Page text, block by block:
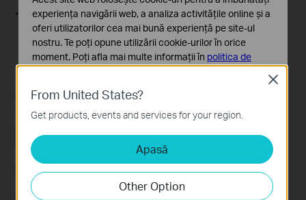
From United States?
Get products, events and services for your region.
Apasă
Other Option
Close
experiența navigării web, a analiza activitățile online și a
oferi utilizatorilor cea mai bună experiență pe site-ul
nostru. Te poți opune utilizării cookie-urilor în orice
moment. Poți afla mai multe informații în politica de
Cookie-uri de bază
Aceste cookie-uri sunt necesare pentru funcționarea
site-ului web și nu pot fi dezactivate în sistemele tale
Cookie-uri de analiză și marketing
Cookie-urile de analiză ne permit să analizăm activitățile
tale de pe site-ul nostru web a îmbunătăți și ajusta
funcționalitatea site-ului.